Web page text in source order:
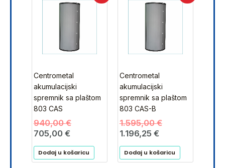
Centrometal
akumulacijski
spremnik sa plaštom
803 CAS
940,00€
cijena
bila
je:
940,00 €.
705,00 €
cijena
je:
705,00 €.
Dodaj u košaricu
Centrometal
akumulacijski
spremnik sa plaštom
803 CAS-B
1.595,00€
cijena
bila
je:
1.595,00 €.
1.196,25 €
cijena
je:
1.196,25 €.
Dodaj u košaricu